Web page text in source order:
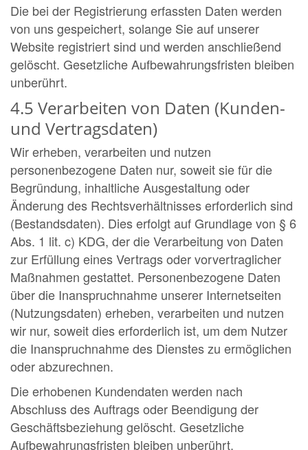
Die bei der Registrierung erfassten Daten werden
von uns gespeichert, solange Sie auf unserer
Website registriert sind und werden anschließend
gelöscht. Gesetzliche Aufbewahrungsfristen bleiben
unberührt.
4.5 Verarbeiten von Daten (Kunden-
und Vertragsdaten)
Wir erheben, verarbeiten und nutzen
personenbezogene Daten nur, soweit sie für die
Begründung, inhaltliche Ausgestaltung oder
Änderung des Rechtsverhältnisses erforderlich sind
(Bestandsdaten). Dies erfolgt auf Grundlage von § 6
Abs. 1 lit. c) KDG, der die Verarbeitung von Daten
zur Erfüllung eines Vertrags oder vorvertraglicher
Maßnahmen gestattet. Personenbezogene Daten
über die Inanspruchnahme unserer Internetseiten
(Nutzungsdaten) erheben, verarbeiten und nutzen
wir nur, soweit dies erforderlich ist, um dem Nutzer
die Inanspruchnahme des Dienstes zu ermöglichen
oder abzurechnen.
Die erhobenen Kundendaten werden nach
Abschluss des Auftrags oder Beendigung der
Geschäftsbeziehung gelöscht. Gesetzliche
Aufbewahrungsfristen bleiben unberührt.